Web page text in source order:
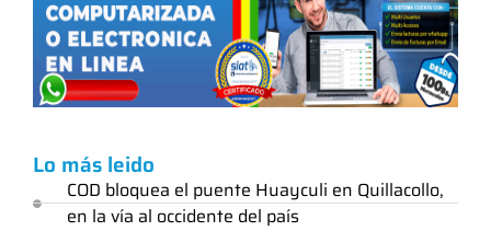
Lo más leido
COD bloquea el puente Huayculi en Quillacollo,
en la vía al occidente del país